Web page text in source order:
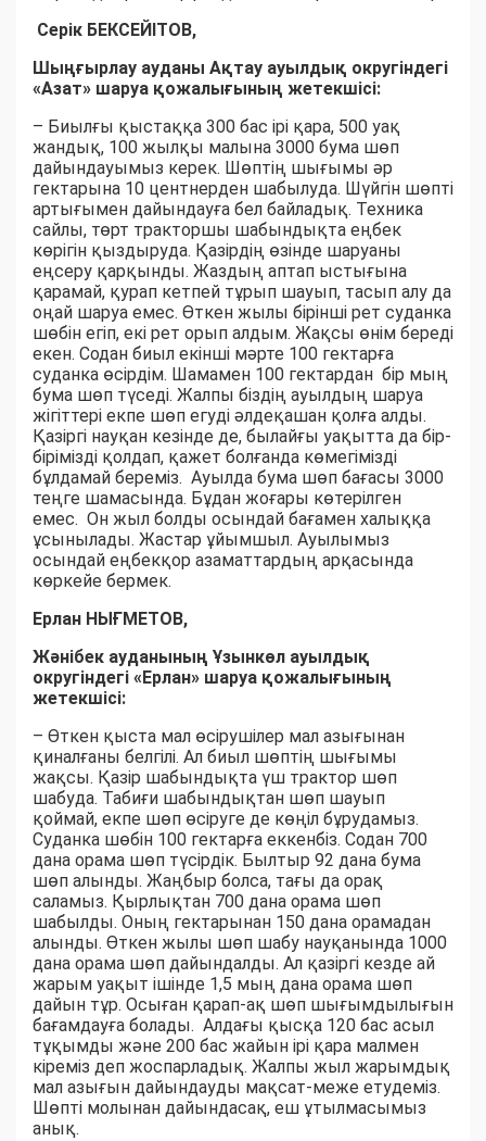
Серік БЕКСЕЙІТОВ,
Шыңғырлау ауданы Ақтау ауылдық округіндегі
«Азат» шаруа қожалығының жетекшісі:
– Биылғы қыстаққа 300 бас ірі қара, 500 уақ
жандық, 100 жылқы малына 3000 бума шөп
дайындауымыз керек. Шөптің шығымы әр
гектарына 10 центнерден шабылуда. Шүйгін шөпті
артығымен дайындауға бел байладық. Техника
сайлы, төрт тракторшы шабындықта еңбек
көрігін қыздыруда. Қазірдің өзінде шаруаны
еңсеру қарқынды. Жаздың аптап ыстығына
қарамай, қурап кетпей тұрып шауып, тасып алу да
оңай шаруа емес. Өткен жылы бірінші рет суданка
шөбін егіп, екі рет орып алдым. Жақсы өнім береді
екен. Содан биыл екінші мәрте 100 гектарға
суданка өсірдім. Шамамен 100 гектардан бір мың
бума шөп түседі. Жалпы біздің ауылдың шаруа
жігіттері екпе шөп егуді әлдеқашан қолға алды.
Қазіргі науқан кезінде де, былайғы уақытта да бір-
бірімізді қолдап, қажет болғанда көмегімізді
бұлдамай береміз. Ауылда бума шөп бағасы 3000
теңге шамасында. Бұдан жоғары көтерілген
емес. Он жыл болды осындай бағамен халыққа
ұсынылады. Жастар ұйымшыл. Ауылымыз
осындай еңбекқор азаматтардың арқасында
көркейе бермек.
Ерлан НЫҒМЕТОВ,
Жәнібек ауданының Ұзынкөл ауылдық
округіндегі «Ерлан» шаруа қожалығының
жетекшісі:
– Өткен қыста мал өсірушілер мал азығынан
қиналғаны белгілі. Ал биыл шөптің шығымы
жақсы. Қазір шабындықта үш трактор шөп
шабуда. Табиғи шабындықтан шөп шауып
қоймай, екпе шөп өсіруге де көңіл бұрудамыз.
Суданка шөбін 100 гектарға еккенбіз. Содан 700
дана орама шөп түсірдік. Былтыр 92 дана бума
шөп алынды. Жаңбыр болса, тағы да орақ
саламыз. Қырлықтан 700 дана орама шөп
шабылды. Оның гектарынан 150 дана орамадан
алынды. Өткен жылы шөп шабу науқанында 1000
дана орама шөп дайындалды. Ал қазіргі кезде ай
жарым уақыт ішінде 1,5 мың дана орама шөп
дайын тұр. Осыған қарап-ақ шөп шығымдылығын
бағамдауға болады. Алдағы қысқа 120 бас асыл
тұқымды және 200 бас жайын ірі қара малмен
кіреміз деп жоспарладық. Жалпы жыл жарымдық
мал азығын дайындауды мақсат-меже етудеміз.
Шөпті молынан дайындасақ, еш ұтылмасымыз
анық.